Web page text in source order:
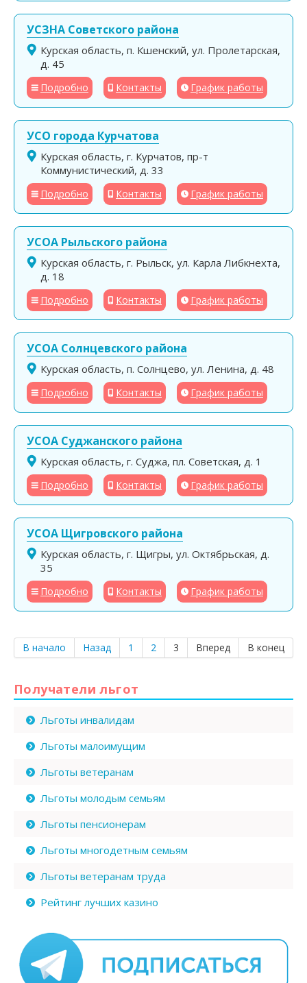
УСЗНА Советского района
Курская область, п. Кшенский, ул. Пролетарская,
д. 45
Подробно Контакты График работы
УСО города Курчатова
Курская область, г. Курчатов, пр-т
Коммунистический, д. 33
Подробно Контакты График работы
УСОА Рыльского района
Курская область, г. Рыльск, ул. Карла Либкнехта,
д. 18
Подробно Контакты График работы
УСОА Солнцевского района
Курская область, п. Солнцево, ул. Ленина, д. 48
Подробно Контакты График работы
УСОА Суджанского района
Курская область, г. Суджа, пл. Советская, д. 1
Подробно Контакты График работы
УСОА Щигровского района
Курская область, г. Щигры, ул. Октябрьская, д.
35
Подробно Контакты График работы
В начало Назад 1 2 3 Вперед В конец
Получатели льгот
Льготы инвалидам
Льготы малоимущим
Льготы ветеранам
Льготы молодым семьям
Льготы пенсионерам
Льготы многодетным семьям
Льготы ветеранам труда
Рейтинг лучших казино